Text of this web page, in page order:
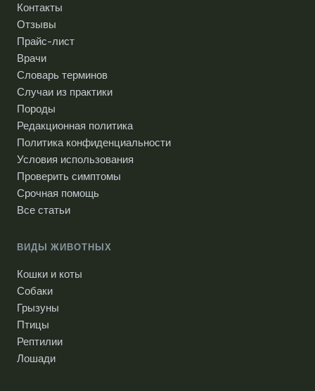
Контакты
Отзывы
Прайс-лист
Врачи
Словарь терминов
Случаи из практики
Породы
Редакционная политика
Политика конфиденциальности
Условия использования
Проверить симптомы
Срочная помощь
Все статьи
ВИДЫ ЖИВОТНЫХ
Кошки и коты
Собаки
Грызуны
Птицы
Рептилии
Лошади